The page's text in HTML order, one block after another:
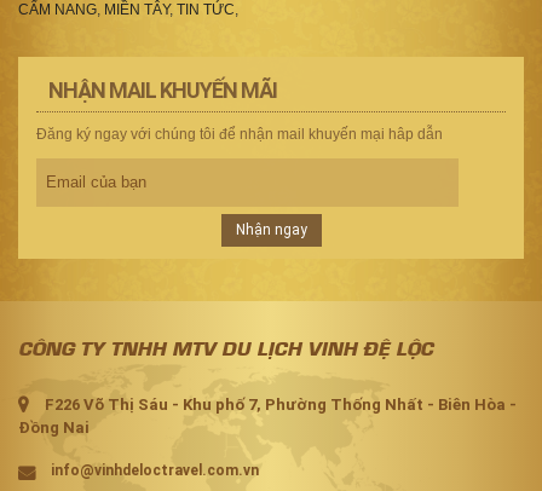
CẨM NANG, MIỀN TÂY, TIN TỨC,
NHẬN MAIL KHUYẾN MÃI
Đăng ký ngay với chúng tôi để nhận mail khuyến mại hâp dẫn
Nhận ngay
CÔNG TY TNHH MTV DU LỊCH VINH ĐỆ LỘC
F226 Võ Thị Sáu - Khu phố 7, Phường Thống Nhất - Biên Hòa -
Đồng Nai
info@vinhdeloctravel.com.vn